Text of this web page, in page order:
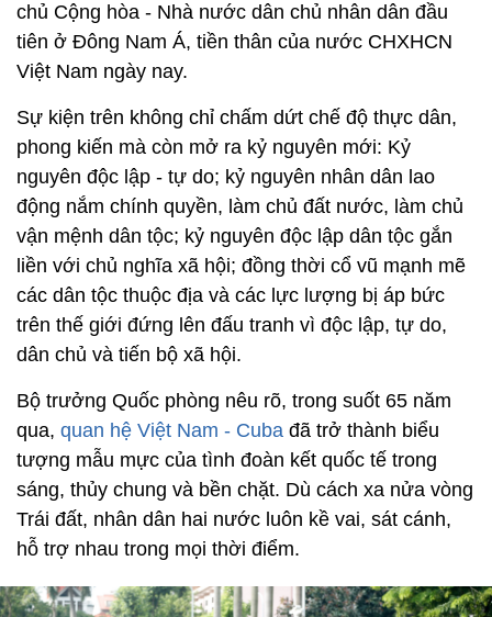
chủ Cộng hòa - Nhà nước dân chủ nhân dân đầu
tiên ở Đông Nam Á, tiền thân của nước CHXHCN
Việt Nam ngày nay.
Sự kiện trên không chỉ chấm dứt chế độ thực dân,
phong kiến mà còn mở ra kỷ nguyên mới: Kỷ
nguyên độc lập - tự do; kỷ nguyên nhân dân lao
động nắm chính quyền, làm chủ đất nước, làm chủ
vận mệnh dân tộc; kỷ nguyên độc lập dân tộc gắn
liền với chủ nghĩa xã hội; đồng thời cổ vũ mạnh mẽ
các dân tộc thuộc địa và các lực lượng bị áp bức
trên thế giới đứng lên đấu tranh vì độc lập, tự do,
dân chủ và tiến bộ xã hội.
Bộ trưởng Quốc phòng nêu rõ, trong suốt 65 năm
qua, quan hệ Việt Nam - Cuba đã trở thành biểu
tượng mẫu mực của tình đoàn kết quốc tế trong
sáng, thủy chung và bền chặt. Dù cách xa nửa vòng
Trái đất, nhân dân hai nước luôn kề vai, sát cánh,
hỗ trợ nhau trong mọi thời điểm.